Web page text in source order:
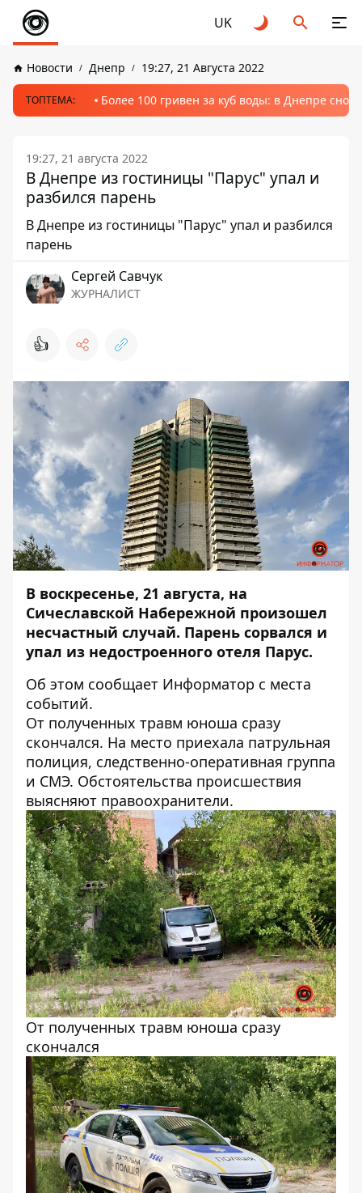
UK
Новости Днепр 19:27, 21 Августа 2022
ТОПТЕМА: Более 100 гривен за куб воды: в Днепре
19:27, 21 августа 2022
В Днепре из гостиницы "Парус" упал и
разбился парень
В Днепре из гостиницы "Парус" упал и разбился
парень
Сергей Савчук
ЖУРНАЛИСТ
👍
В воскресенье, 21 августа, на
Сичеславской Набережной произошел
несчастный случай. Парень сорвался и
упал из недостроенного отеля Парус.
Об этом сообщает Информатор с места
событий.
От полученных травм юноша сразу
скончался. На место приехала патрульная
полиция, следственно-оперативная группа
и СМЭ. Обстоятельства происшествия
выясняют правоохранители.
От полученных травм юноша сразу
скончался